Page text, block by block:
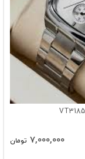
7,000,000 تومان